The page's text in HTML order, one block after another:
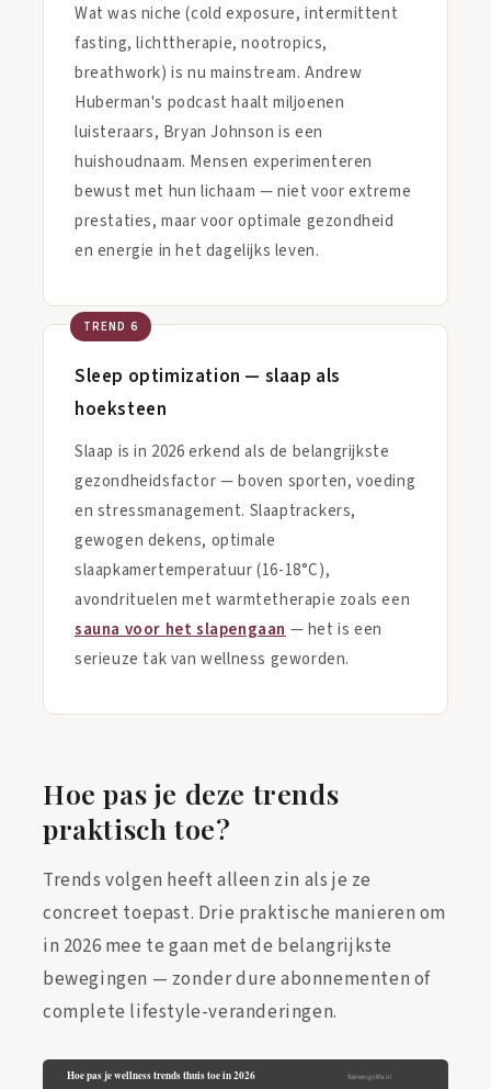
Wat was niche (cold exposure, intermittent
fasting, lichttherapie, nootropics,
breathwork) is nu mainstream. Andrew
Huberman's podcast haalt miljoenen
luisteraars, Bryan Johnson is een
huishoudnaam. Mensen experimenteren
bewust met hun lichaam — niet voor extreme
prestaties, maar voor optimale gezondheid
en energie in het dagelijks leven.
TREND 6
Sleep optimization — slaap als
hoeksteen
Slaap is in 2026 erkend als de belangrijkste
gezondheidsfactor — boven sporten, voeding
en stressmanagement. Slaaptrackers,
gewogen dekens, optimale
slaapkamertemperatuur (16-18°C),
avondrituelen met warmtetherapie zoals een
sauna voor het slapengaan — het is een
serieuze tak van wellness geworden.
Hoe pas je deze trends
praktisch toe?
Trends volgen heeft alleen zin als je ze
concreet toepast. Drie praktische manieren om
in 2026 mee te gaan met de belangrijkste
bewegingen — zonder dure abonnementen of
complete lifestyle-veranderingen.